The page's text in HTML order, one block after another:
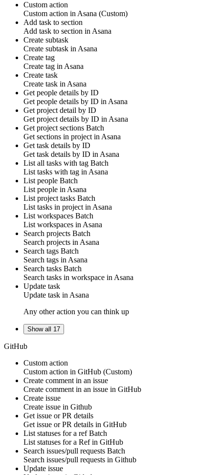
Custom action
Custom action in Asana (Custom)
Add task to section
Add task to section in Asana
Create subtask
Create subtask in Asana
Create tag
Create tag in Asana
Create task
Create task in Asana
Get people details by ID
Get people details by ID in Asana
Get project detail by ID
Get project details by ID in Asana
Get project sections Batch
Get sections in project in Asana
Get task details by ID
Get task details by ID in Asana
List all tasks with tag Batch
List tasks with tag in Asana
List people Batch
List people in Asana
List project tasks Batch
List tasks in project in Asana
List workspaces Batch
List workspaces in Asana
Search projects Batch
Search projects in Asana
Search tags Batch
Search tags in Asana
Search tasks Batch
Search tasks in workspace in Asana
Update task
Update task in Asana
Any other action you can think up
Show all 17
GitHub
Custom action
Custom action in GitHub (Custom)
Create comment in an issue
Create comment in an issue in GitHub
Create issue
Create issue in Github
Get issue or PR details
Get issue or PR details in GitHub
List statuses for a refBatch
List statuses for a Ref in GitHub
Search issues/pull requests Batch
Search issues/pull requests in Github
Update issue